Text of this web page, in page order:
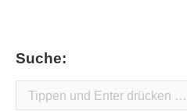
Suche:
Search: